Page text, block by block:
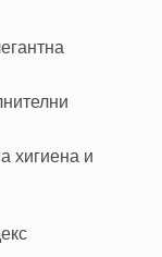
хигиена и